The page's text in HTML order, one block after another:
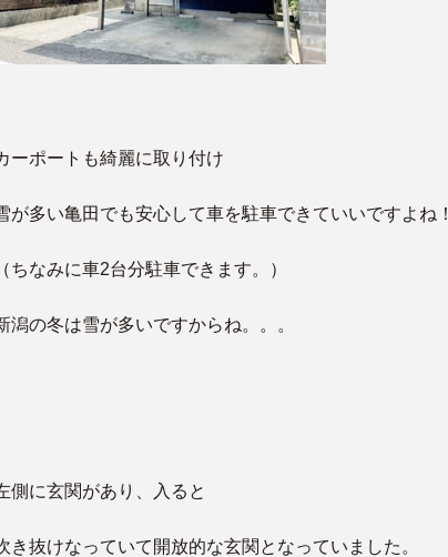
ーポートも綺麗に取り付け
が多い亀田でも安心して車を駐車できていいですよね！
（ちなみに車2台分駐車できます。）
潟の冬は雪が多いですからね。。。
側に玄関があり、入ると
き抜けなっていて開放的な玄関となっていました。